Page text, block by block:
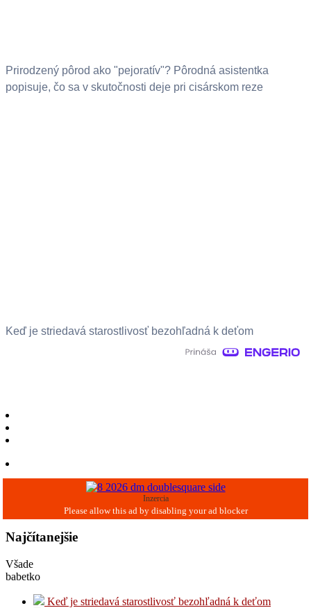
Prirodzený pôrod ako "pejoratív"? Pôrodná asistentka
popisuje, čo sa v skutočnosti deje pri cisárskom reze
Keď je striedavá starostlivosť bezohľadná k deťom
Inzercia
Najčítanejšie
Všade
babetko
Keď je striedavá starostlivosť bezohľadná k deťom